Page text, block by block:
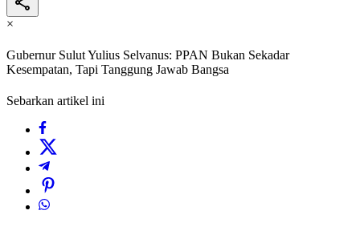
×
Gubernur Sulut Yulius Selvanus: PPAN Bukan Sekadar
Kesempatan, Tapi Tanggung Jawab Bangsa
Sebarkan artikel ini